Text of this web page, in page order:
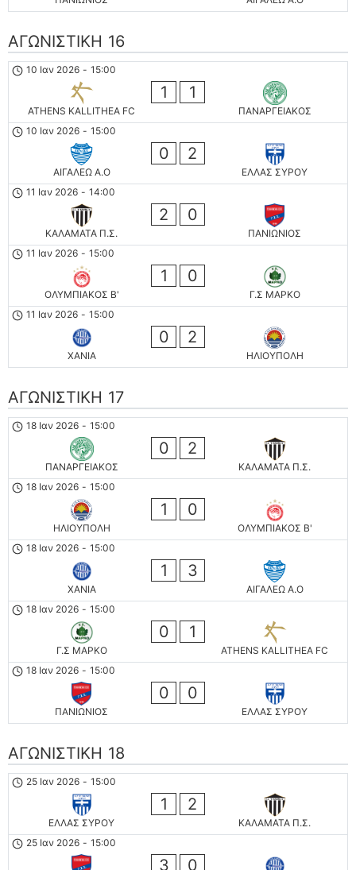
ΑΓΩΝΙΣΤΙΚΗ 16
10 Ιαν 2026 - 15:00
ATHENS KALLITHEA FC
1 1
ΠΑΝΑΡΓΕΙΑΚΟΣ
10 Ιαν 2026 - 15:00
ΑΙΓΑΛΕΩ A.O
0 2
ΕΛΛΑΣ ΣΥΡΟΥ
11 Ιαν 2026 - 14:00
ΚΑΛΑΜΑΤΑ Π.Σ.
2 0
ΠΑΝΙΩΝΙΟΣ
11 Ιαν 2026 - 15:00
ΟΛΥΜΠΙΑΚΟΣ Β'
1 0
Γ.Σ ΜΑΡΚΟ
11 Ιαν 2026 - 15:00
ΧΑΝΙΑ
0 2
ΗΛΙΟΥΠΟΛΗ
ΑΓΩΝΙΣΤΙΚΗ 17
18 Ιαν 2026 - 15:00
ΠΑΝΑΡΓΕΙΑΚΟΣ
0 2
ΚΑΛΑΜΑΤΑ Π.Σ.
18 Ιαν 2026 - 15:00
ΗΛΙΟΥΠΟΛΗ
1 0
ΟΛΥΜΠΙΑΚΟΣ Β'
18 Ιαν 2026 - 15:00
ΧΑΝΙΑ
1 3
ΑΙΓΑΛΕΩ A.O
18 Ιαν 2026 - 15:00
Γ.Σ ΜΑΡΚΟ
0 1
ATHENS KALLITHEA FC
18 Ιαν 2026 - 15:00
ΠΑΝΙΩΝΙΟΣ
0 0
ΕΛΛΑΣ ΣΥΡΟΥ
ΑΓΩΝΙΣΤΙΚΗ 18
25 Ιαν 2026 - 15:00
ΕΛΛΑΣ ΣΥΡΟΥ
1 2
ΚΑΛΑΜΑΤΑ Π.Σ.
25 Ιαν 2026 - 15:00
3 0